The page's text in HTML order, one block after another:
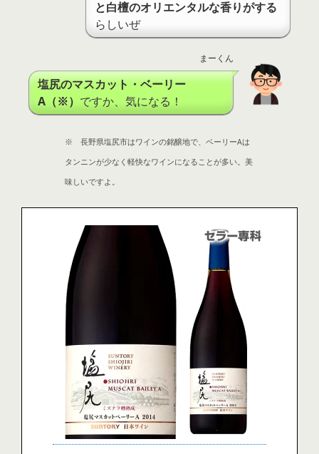
と白檀のオリエンタルな香りがする
らしいぜ
まーくん
塩尻のマスカット・ベーリー
A（※） ですか、気になる！
※ 長野県塩尻市はワインの銘醸地で、ベーリーAは
タンニンが少なく軽快なワインになることが多い。美
味しいですよ。